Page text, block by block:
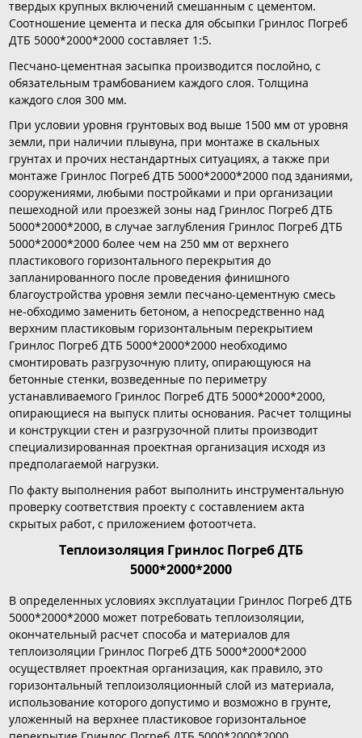
твердых крупных включений смешанным с цементом.
Соотношение цемента и песка для обсыпки Гринлос Погреб
ДТБ 5000*2000*2000 составляет 1:5.
Песчано-цементная засыпка производится послойно, с
обязательным трамбованием каждого слоя. Толщина
каждого слоя 300 мм.
При условии уровня грунтовых вод выше 1500 мм от уровня
земли, при наличии плывуна, при монтаже в скальных
грунтах и прочих нестандартных ситуациях, а также при
монтаже Гринлос Погреб ДТБ 5000*2000*2000 под зданиями,
сооружениями, любыми постройками и при организации
пешеходной или проезжей зоны над Гринлос Погреб ДТБ
5000*2000*2000, в случае заглубления Гринлос Погреб ДТБ
5000*2000*2000 более чем на 250 мм от верхнего
пластикового горизонтального перекрытия до
запланированного после проведения финишного
благоустройства уровня земли песчано-цементную смесь
не-обходимо заменить бетоном, а непосредственно над
верхним пластиковым горизонтальным перекрытием
Гринлос Погреб ДТБ 5000*2000*2000 необходимо
смонтировать разгрузочную плиту, опирающуюся на
бетонные стенки, возведенные по периметру
устанавливаемого Гринлос Погреб ДТБ 5000*2000*2000,
опирающиеся на выпуск плиты основания. Расчет толщины
и конструкции стен и разгрузочной плиты производит
специализированная проектная организация исходя из
предполагаемой нагрузки.
По факту выполнения работ выполнить инструментальную
проверку соответствия проекту с составлением акта
скрытых работ, с приложением фотоотчета.
Теплоизоляция Гринлос Погреб ДТБ
5000*2000*2000
В определенных условиях эксплуатации Гринлос Погреб ДТБ
5000*2000*2000 может потребовать теплоизоляции,
окончательный расчет способа и материалов для
теплоизоляции Гринлос Погреб ДТБ 5000*2000*2000
осуществляет проектная организация, как правило, это
горизонтальный теплоизоляционный слой из материала,
использование которого допустимо и возможно в грунте,
уложенный на верхнее пластиковое горизонтальное